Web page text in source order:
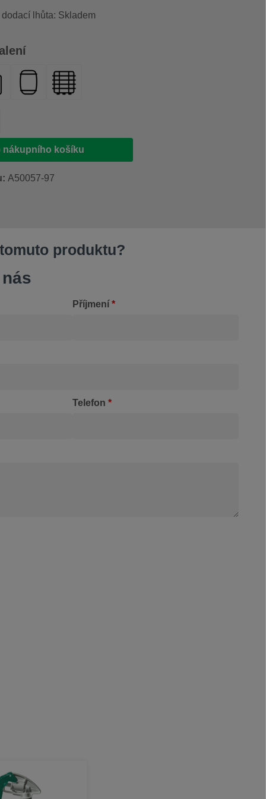
lhůta: Skladem
500 ml
20 l
plastový sud 200 lIBC kontejner 1000 l
produktu: Zadejte požadované
nákupního košíku
A50057-97
produktu?
Příjmení *
Telefon *